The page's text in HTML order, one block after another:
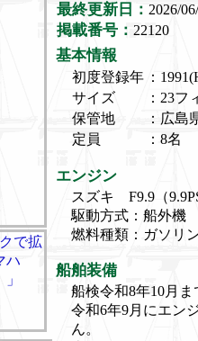
最終更新日： 2026/
掲載番号： 22120
基本情報
初度登録年 ：
サイズ
：23フ
保管地
：広島
定員
：8名
エンジン
スズキ F9.9（
駆動方式：船外機
燃料種類：ガソリ
船舶装備
船検令和8年10月ま
令和6年9月にエン
ん。